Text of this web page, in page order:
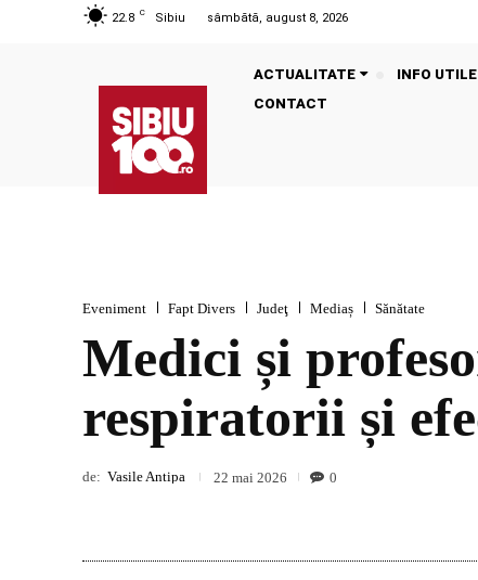
22.8 C Sibiu sâmbătă, august 8, 2026
ACTUALITATE INFO UTILE
CONTACT
Eveniment Fapt Divers Judeţ Mediaș Sănătate
Medici și
respiratorii și
de: Vasile Antipa 22 mai 2026 0